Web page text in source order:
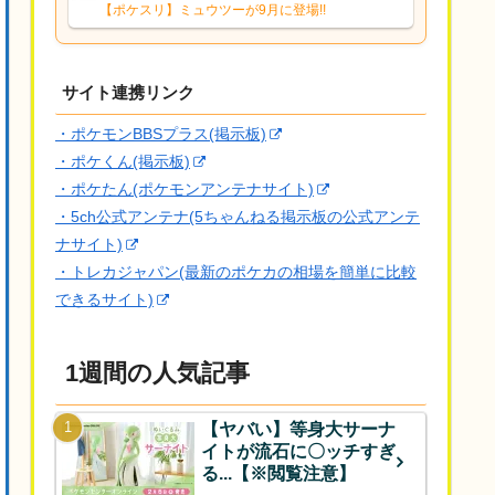
響は勉強になります。ありがとうござい
ますオイルはだいぶ強めのABBレントラ
ーいて芋の方が不安なんで1枚目にしよう
【ポケスリ】ミュウツーが9月に登場!!
サイト連携リンク
・ポケモンBBSプラス(掲示板)
・ポケくん(掲示板)
・ポケたん(ポケモンアンテナサイト)
・5ch公式アンテナ(5ちゃんねる掲示板の公式アンテ
ナサイト)
・トレカジャパン(最新のポケカの相場を簡単に比較
できるサイト)
1週間の人気記事
【ヤバい】等身大サーナ
イトが流石に〇ッチすぎ
る...【※閲覧注意】